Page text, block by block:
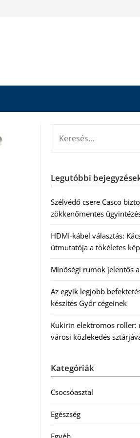
Legutóbbi
Szélvédő csere Casco
zökkenőmentes
HDMI-kábel választás:
útmutatója a tökéletes
Minőségi rumok jelentős
Az egyik legjobb
készítés Győr cégeinek
Kukirin elektromos roller:
városi közlekedés
Kategóriák
Csocsóasztal
Egészség
Egyéb